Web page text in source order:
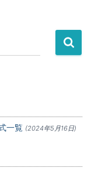
一覧 (2024年5月16日)